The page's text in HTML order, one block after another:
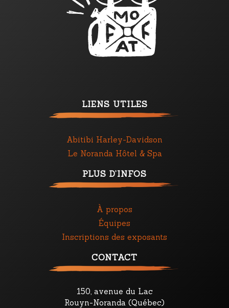
LIENS UTILES
Abitibi Harley-Davidson
Le Noranda Hôtel & Spa
PLUS D’INFOS
À propos
Équipes
Inscriptions des exposants
CONTACT
150, avenue du Lac
Rouyn-Noranda (Québec)